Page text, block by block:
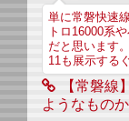
単に常磐快速
トロ16000系
だと思います
11も展示する
【常磐線
ようなもの